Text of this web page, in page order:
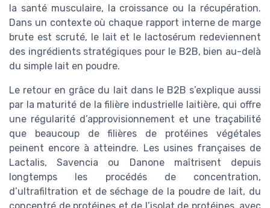
la santé musculaire, la croissance ou la récupération.
Dans un contexte où chaque rapport interne de marge
brute est scruté, le lait et le lactosérum redeviennent
des ingrédients stratégiques pour le B2B, bien au-delà
du simple lait en poudre.
Le retour en grâce du lait dans le B2B s’explique aussi
par la maturité de la filière industrielle laitière, qui offre
une régularité d’approvisionnement et une traçabilité
que beaucoup de filières de protéines végétales
peinent encore à atteindre. Les usines françaises de
Lactalis, Savencia ou Danone maîtrisent depuis
longtemps les procédés de concentration,
d’ultrafiltration et de séchage de la poudre de lait, du